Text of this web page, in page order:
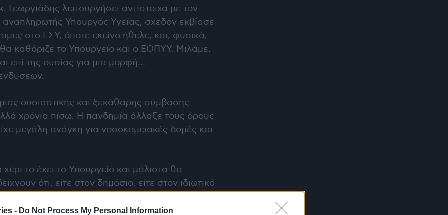
- Do Not Process My Personal Information
Γεωργιάδης λειτουργήσει αντίστοιχα με τον
Υπουργός Υγείας, σχεδόν εκβίασε
στο ΕΣΥ, όποτε εκείνο ήθελε, και, φυσικά,
καθόριζε το Υπουργείο και ο ΕΟΠΥΥ. Μιλάμε,
επί της ουσίας για μια μορφή…
ουσιαστικής και ξεκάθαρης σύμβασης
χρόνια πίσω. Η πανδημία άλλαξε τους όρους
μεγάλη ανάγκη για νοσοκομειακές δομές και
το έχει το Υπουργείο και μάλιστα θα
ότι, είτε στον δημόσιο, είτε στον ιδιωτικό